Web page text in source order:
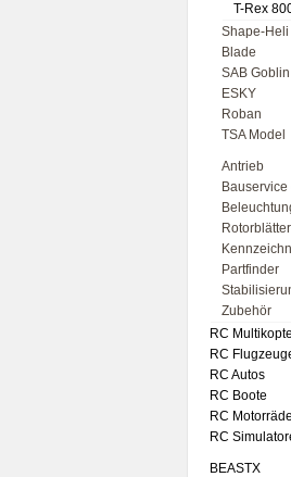
T-Rex
Shape-Heli
Blade
SAB Goblin
ESKY
Roban
TSA Model
Antrieb
Rotorblätter
Partfinder
Zubehör
RC
RC
RC Autos
RC Boote
RC
RC
BEASTX